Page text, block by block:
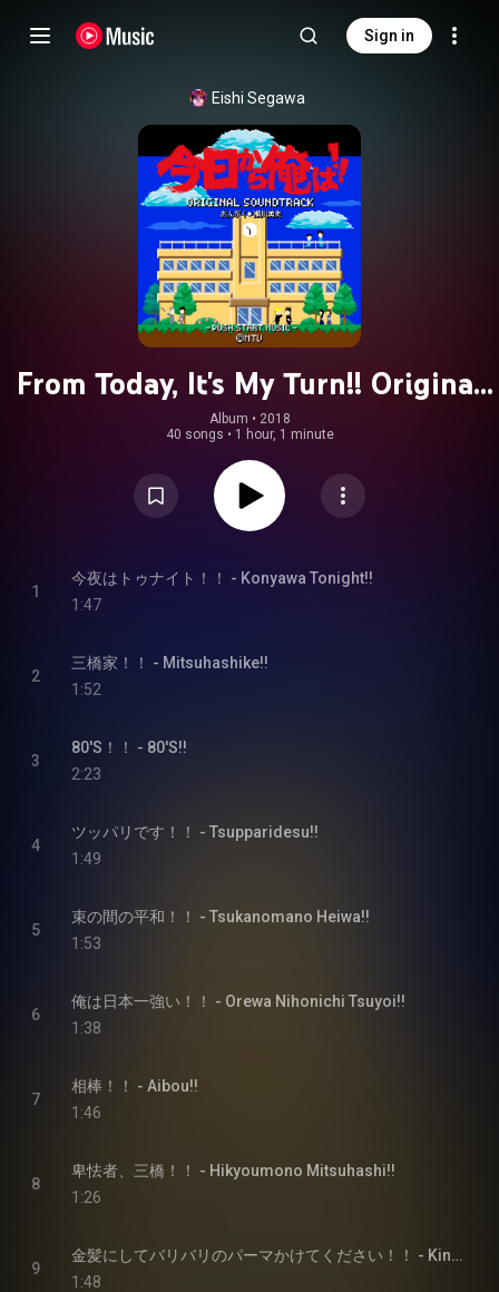
Sign in
Eishi Segawa
From Today, It's My Turn!! Original
Soundtrack (Kyoukara Orewa!!
Original Soundtrack)
Album • 2018
40 songs • 1 hour, 1 minute
1
今夜はトゥナイト！！ - Konyawa Tonight!!
1:47
2
三橋家！！ - Mitsuhashike!!
1:52
3
80'S！！ - 80'S!!
2:23
4
ツッパリです！！ - Tsupparidesu!!
1:49
5
束の間の平和！！ - Tsukanomano Heiwa!!
1:53
6
俺は日本一強い！！ - Orewa Nihonichi Tsuyoi!!
1:38
7
相棒！！ - Aibou!!
1:46
8
卑怯者、三橋！！ - Hikyoumono Mitsuhashi!!
1:26
9
金髪にしてバリバリのパーマかけてください！！ - Kinpatsuni Shite Baribarino Perm Kakete Kudasai!!
1:48